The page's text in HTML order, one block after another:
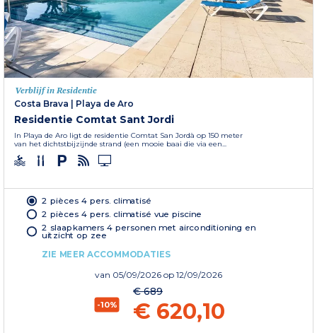
Verblijf in Residentie
Costa Brava | Playa de Aro
Residentie Comtat Sant Jordi
In Playa de Aro ligt de residentie Comtat San Jordà­ op 150 meter
van het dichtstbijzijnde strand (een mooie baai die via een...
2 pièces 4 pers. climatisé
2 pièces 4 pers. climatisé vue piscine
2 slaapkamers 4 personen met airconditioning en
uitzicht op zee
ZIE MEER ACCOMMODATIES
van 05/09/2026 op 12/09/2026
-10%
€ 689
€ 620,10